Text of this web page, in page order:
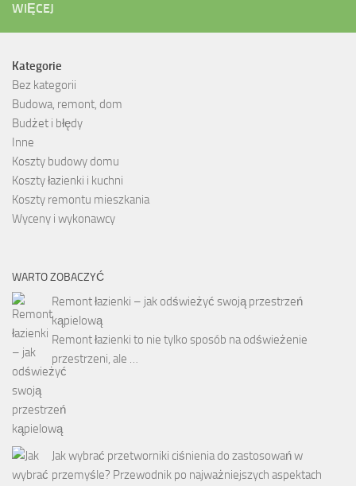
WIĘCEJ
Kategorie
Bez kategorii
Budowa, remont, dom
Budżet i błędy
Inne
Koszty budowy domu
Koszty łazienki i kuchni
Koszty remontu mieszkania
Wyceny i wykonawcy
WARTO ZOBACZYĆ
Remont łazienki – jak odświeżyć swoją przestrzeń
kąpielową
Remont łazienki to nie tylko sposób na odświeżenie
przestrzeni, ale …
Jak wybrać przetworniki ciśnienia do zastosowań w
przemyśle? Przewodnik po najważniejszych aspektach